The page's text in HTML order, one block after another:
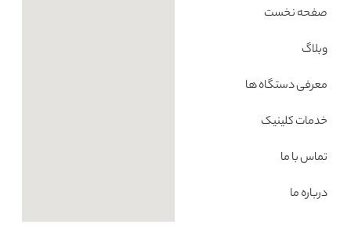
صفحه نخست
وبلاگ
معرفی دستگاه ها
خدمات کلینیک
تماس با ما
درباره ما